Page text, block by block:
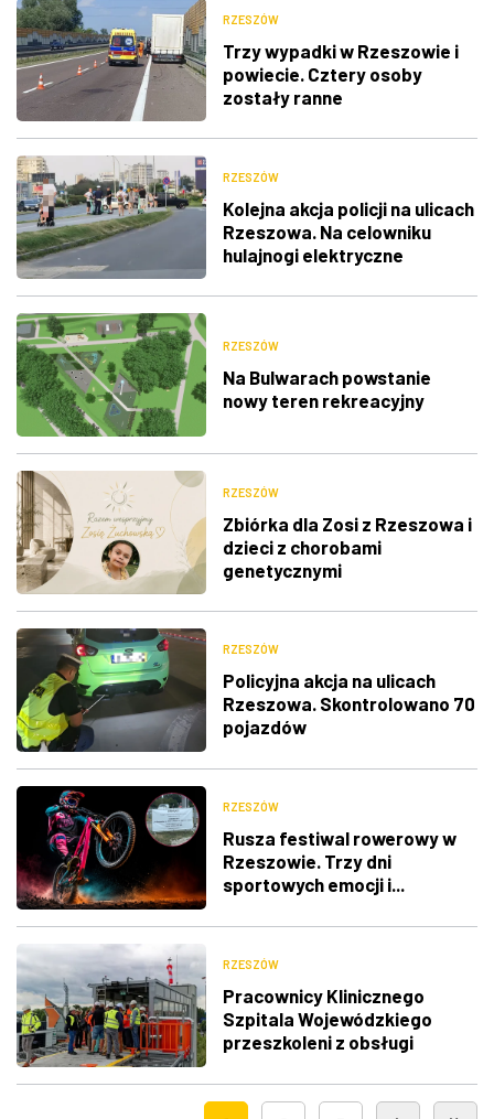
RZESZÓW
Trzy wypadki w Rzeszowie i
powiecie. Cztery osoby
zostały ranne
RZESZÓW
Kolejna akcja policji na ulicach
Rzeszowa. Na celowniku
hulajnogi elektryczne
RZESZÓW
Na Bulwarach powstanie
nowy teren rekreacyjny
RZESZÓW
Zbiórka dla Zosi z Rzeszowa i
dzieci z chorobami
genetycznymi
RZESZÓW
Policyjna akcja na ulicach
Rzeszowa. Skontrolowano 70
pojazdów
RZESZÓW
Rusza festiwal rowerowy w
Rzeszowie. Trzy dni
sportowych emocji i...
RZESZÓW
Pracownicy Klinicznego
Szpitala Wojewódzkiego
przeszkoleni z obsługi
śmigłowców LPR